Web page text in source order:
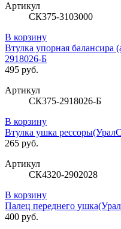
Артикул
СК375-3103000
В корзину
Втулка упорная
2918026-Б
495 руб.
Артикул
СК375-2918026-Б
В корзину
Втулка ушка
265 руб.
Артикул
СК4320-2902028
В корзину
Палец переднего
400 руб.